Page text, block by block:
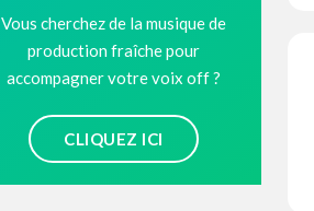
Vous cherchez de la musique de
production fraîche pour
accompagner votre voix off ?
CLIQUEZ ICI